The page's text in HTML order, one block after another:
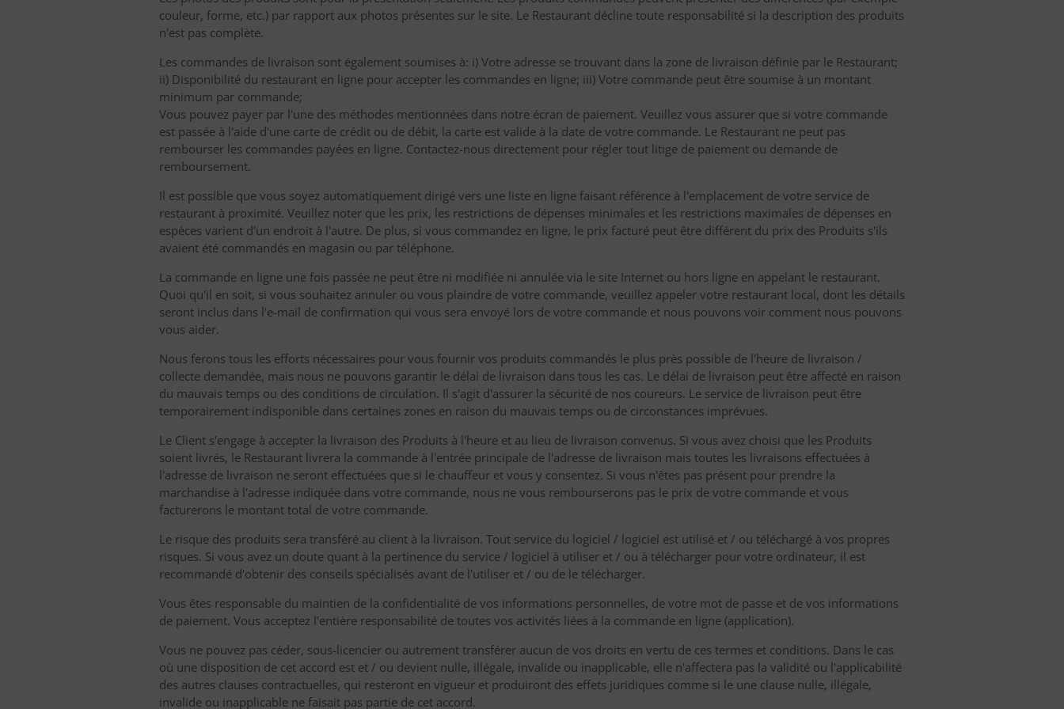
couleur, forme, etc.) par rapport aux photos présentes sur le site. Le Restaurant décline toute responsabilité si la description des produits
n'est pas complète.
Les commandes de livraison sont également soumises à: i) Votre adresse se trouvant dans la zone de livraison définie par le Restaurant;
ii) Disponibilité du restaurant en ligne pour accepter les commandes en ligne; iii) Votre commande peut être soumise à un montant
minimum par commande;
Vous pouvez payer par l'une des méthodes mentionnées dans notre écran de paiement. Veuillez vous assurer que si votre commande
est passée à l'aide d'une carte de crédit ou de débit, la carte est valide à la date de votre commande. Le Restaurant ne peut pas
rembourser les commandes payées en ligne. Contactez-nous directement pour régler tout litige de paiement ou demande de
remboursement.
Il est possible que vous soyez automatiquement dirigé vers une liste en ligne faisant référence à l'emplacement de votre service de
restaurant à proximité. Veuillez noter que les prix, les restrictions de dépenses minimales et les restrictions maximales de dépenses en
espèces varient d'un endroit à l'autre. De plus, si vous commandez en ligne, le prix facturé peut être différent du prix des Produits s'ils
avaient été commandés en magasin ou par téléphone.
La commande en ligne une fois passée ne peut être ni modifiée ni annulée via le site Internet ou hors ligne en appelant le restaurant.
Quoi qu'il en soit, si vous souhaitez annuler ou vous plaindre de votre commande, veuillez appeler votre restaurant local, dont les détails
seront inclus dans l'e-mail de confirmation qui vous sera envoyé lors de votre commande et nous pouvons voir comment nous pouvons
vous aider.
Nous ferons tous les efforts nécessaires pour vous fournir vos produits commandés le plus près possible de l'heure de livraison /
collecte demandée, mais nous ne pouvons garantir le délai de livraison dans tous les cas. Le délai de livraison peut être affecté en raison
du mauvais temps ou des conditions de circulation. Il s'agit d'assurer la sécurité de nos coureurs. Le service de livraison peut être
temporairement indisponible dans certaines zones en raison du mauvais temps ou de circonstances imprévues.
Le Client s'engage à accepter la livraison des Produits à l'heure et au lieu de livraison convenus. Si vous avez choisi que les Produits
soient livrés, le Restaurant livrera la commande à l'entrée principale de l'adresse de livraison mais toutes les livraisons effectuées à
l'adresse de livraison ne seront effectuées que si le chauffeur et vous y consentez. Si vous n'êtes pas présent pour prendre la
marchandise à l'adresse indiquée dans votre commande, nous ne vous rembourserons pas le prix de votre commande et vous
facturerons le montant total de votre commande.
Le risque des produits sera transféré au client à la livraison. Tout service du logiciel / logiciel est utilisé et / ou téléchargé à vos propres
risques. Si vous avez un doute quant à la pertinence du service / logiciel à utiliser et / ou à télécharger pour votre ordinateur, il est
recommandé d'obtenir des conseils spécialisés avant de l'utiliser et / ou de le télécharger.
Vous êtes responsable du maintien de la confidentialité de vos informations personnelles, de votre mot de passe et de vos informations
de paiement. Vous acceptez l'entière responsabilité de toutes vos activités liées à la commande en ligne (application).
Vous ne pouvez pas céder, sous-licencier ou autrement transférer aucun de vos droits en vertu de ces termes et conditions. Dans le cas
où une disposition de cet accord est et / ou devient nulle, illégale, invalide ou inapplicable, elle n'affectera pas la validité ou l'applicabilité
des autres clauses contractuelles, qui resteront en vigueur et produiront des effets juridiques comme si le une clause nulle, illégale,
invalide ou inapplicable ne faisait pas partie de cet accord.